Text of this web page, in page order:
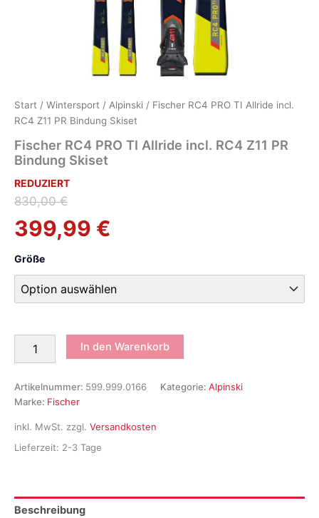
Start / Wintersport / Alpinski / Fischer RC4 PRO TI Allride incl.
RC4 Z11 PR Bindung Skiset
Fischer RC4 PRO TI Allride incl. RC4 Z11 PR
Bindung Skiset
REDUZIERT
830,00€
Ursprünglicher
Preis
war:
830,00 €
399,99 €
Aktueller
Preis
ist:
399,99 €.
Größe
TI
Allride
RC4
Z11
Menge
In den Warenkorb
Artikelnummer: 599.999.0166 Kategorie: Alpinski
Marke: Fischer
inkl. MwSt. zzgl. Versandkosten
Lieferzeit: 2-3 Tage
Beschreibung